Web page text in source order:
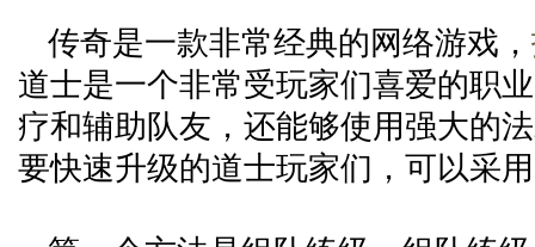
传奇是一款非常经典的网络游戏，
道士是一个非常受玩家们喜爱的职
疗和辅助队友，还能够使用强大的
要快速升级的道士玩家们，可以采